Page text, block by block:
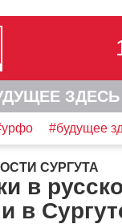
ЗДЕСЬ
#будущее
СУРГУТА
в
в